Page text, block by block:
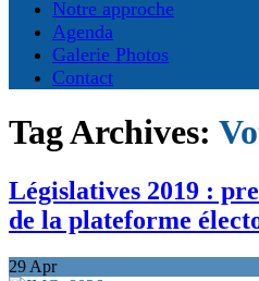
Notre approche
Agenda
Galerie Photos
Contact
Tag Archives:
Législatives 2019 :
de la plateforme
29 Apr